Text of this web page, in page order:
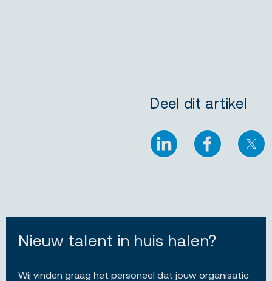
Deel dit artikel
LinkedIn FacebookX
Nieuw talent in huis halen?
Wij vinden graag het personeel dat jouw organisatie